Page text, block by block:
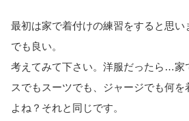
最初は家で着付けの練習をすると思
でも良い。
考えてみて下さい。洋服だったら…家
スでもスーツでも、ジャージでも何
よね？それと同じです。